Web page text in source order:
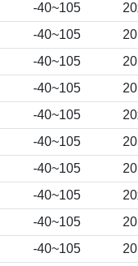
-40~105
-40~105
-40~105
-40~105
-40~105
-40~105
-40~105
-40~105
-40~105
-40~105